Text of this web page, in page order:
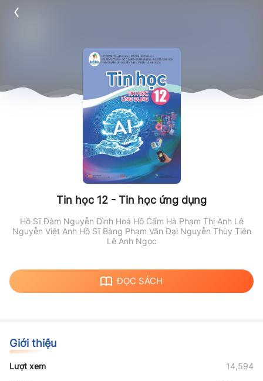
Tin học 12 - Tin học ứng dụng
Hồ Sĩ Đàm Nguyễn Đình Hoá Hồ Cẩm Hà Phạm Thị Anh Lê
Nguyễn Việt Anh Hồ Sĩ Bàng Phạm Văn Đại Nguyễn Thùy Tiên
Lê Anh Ngọc
ĐỌC SÁCH
Giới thiệu
Lượt xem 14,594